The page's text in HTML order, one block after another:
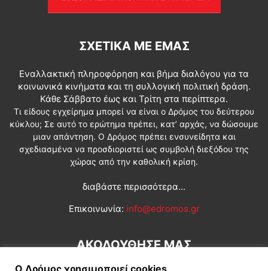
ΣΧΕΤΙΚΆ ΜΕ ΕΜΆΣ
Εναλλακτική πληροφόρηση και βήμα διαλόγου για τα
κοινωνικά κινήματα και τη συλλογική πολιτική δράση.
Κάθε Σάββατο έως και Τρίτη στα περίπτερα.
Τι είδους εγχείρημα μπορεί να είναι ο Δρόμος του δεύτερου
κύκλου; Σε αυτό το ερώτημα πρέπει, κατ’ αρχάς, να δώσουμε
μιαν απάντηση. Ο Δρόμος πρέπει ενσυνείδητα και
σχεδιασμένα να προσδιοριστεί ως συμβολή διεξόδου της
χώρας από την καθολική κρίση.
διαβάστε περισσότερα...
Επικοινωνία: info@edromos.gr
ΑΚΟΛΟΥΘΗΣΕ ΜΑΣ
Ο Δρόμος χρησιμοποιεί cookies